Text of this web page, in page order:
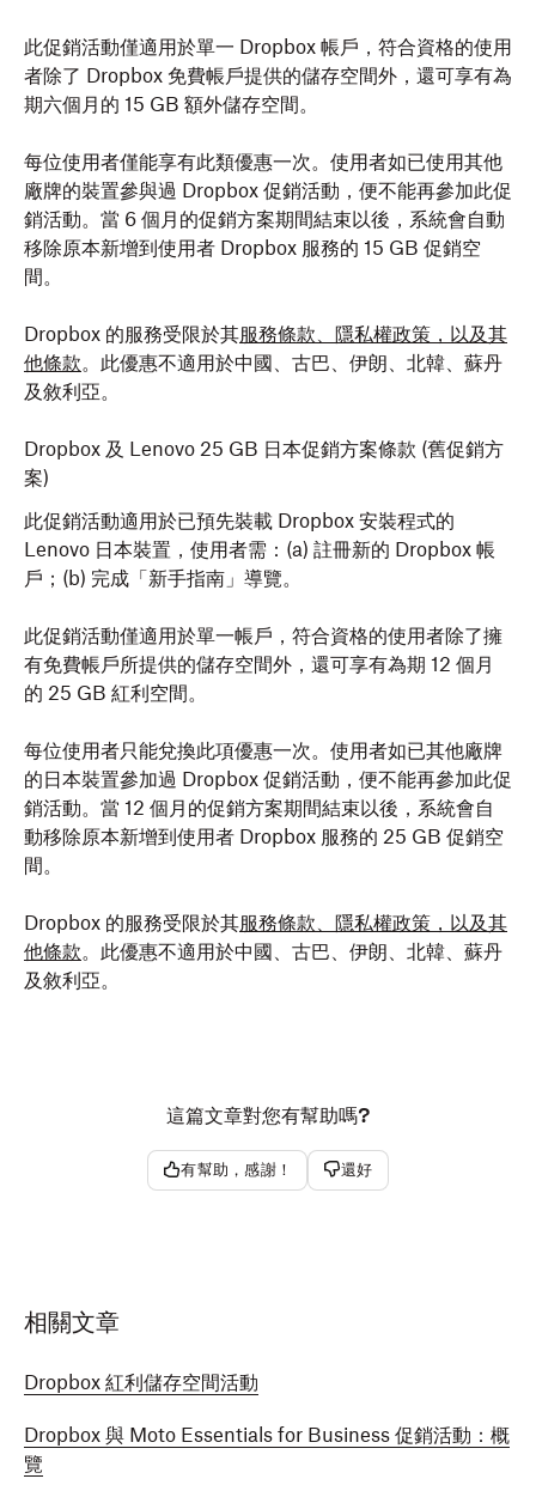
此促銷活動僅適用於單一 Dropbox 帳戶，符合資格的使用
者除了 Dropbox 免費帳戶提供的儲存空間外，還可享有為
期六個月的 15 GB 額外儲存空間。
每位使用者僅能享有此類優惠一次。使用者如已使用其他
廠牌的裝置參與過 Dropbox 促銷活動，便不能再參加此促
銷活動。當 6 個月的促銷方案期間結束以後，系統會自動
移除原本新增到使用者 Dropbox 服務的 15 GB 促銷空
間。
Dropbox 的服務受限於其服務條款、隱私權政策，以及其
他條款。此優惠不適用於中國、古巴、伊朗、北韓、蘇丹
及敘利亞。
Dropbox 及 Lenovo 25 GB 日本促銷方案條款 (舊促銷方
案)
此促銷活動適用於已預先裝載 Dropbox 安裝程式的
Lenovo 日本裝置，使用者需：(a) 註冊新的 Dropbox 帳
戶；(b) 完成「新手指南」導覽。
此促銷活動僅適用於單一帳戶，符合資格的使用者除了擁
有免費帳戶所提供的儲存空間外，還可享有為期 12 個月
的 25 GB 紅利空間。
每位使用者只能兌換此項優惠一次。使用者如已其他廠牌
的日本裝置參加過 Dropbox 促銷活動，便不能再參加此促
銷活動。當 12 個月的促銷方案期間結束以後，系統會自
動移除原本新增到使用者 Dropbox 服務的 25 GB 促銷空
間。
Dropbox 的服務受限於其服務條款、隱私權政策，以及其
他條款。此優惠不適用於中國、古巴、伊朗、北韓、蘇丹
及敘利亞。
這篇文章對您有幫助嗎?
有幫助，感謝！ 還好
相關文章
Dropbox 紅利儲存空間活動
Dropbox 與 Moto Essentials for Business 促銷活動：概
覽